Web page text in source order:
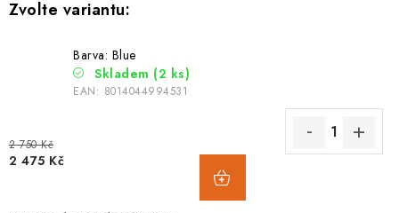
Barva: Blue
Skladem (2 ks)
EAN: 8014044994531
2 750 Kč
2 475 Kč